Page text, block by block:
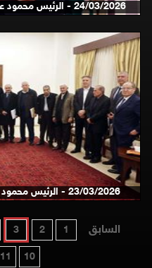
24/03/2026 - الرئيس محمود عباس يمنح مؤسسة ومديرة مركز ...
23/03/2026 - الرئيس محمود عباس، خلال ترؤسه اجتماع الل ...
السابق 1
2
3
10
11